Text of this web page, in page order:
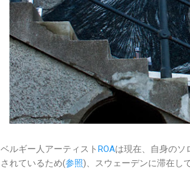
ベルギー人アーティスト ROAは現在、自身のソ
されているため(参照)、スウェーデンに滞在し